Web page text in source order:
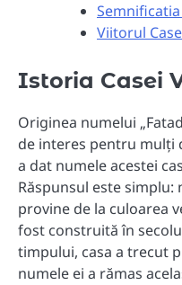
Viitorul
Istoria Casei
Originea numelui
de interes pentru mulți
a dat numele acestei
Răspunsul este simplu:
provine de la culoarea
fost construită în
timpului, casa a trecut
numele ei a rămas